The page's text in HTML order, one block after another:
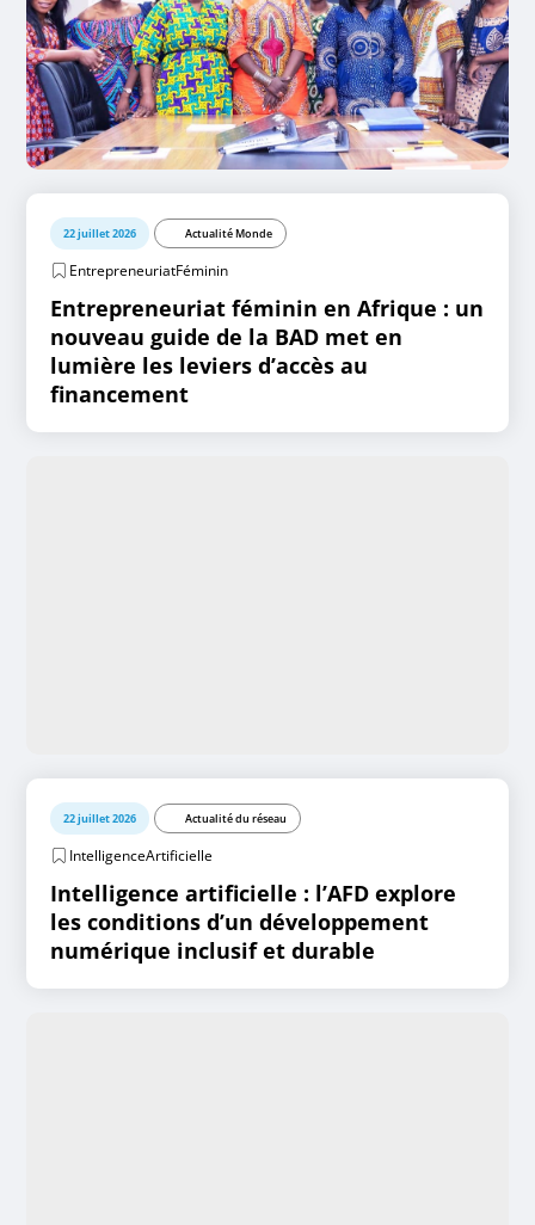
22 juillet 2026 Actualité Monde
EntrepreneuriatFéminin
Entrepreneuriat féminin en Afrique : un
nouveau guide de la BAD met en
lumière les leviers d’accès au
financement
22 juillet 2026 Actualité du réseau
IntelligenceArtificielle
Intelligence artificielle : l’AFD explore
les conditions d’un développement
numérique inclusif et durable